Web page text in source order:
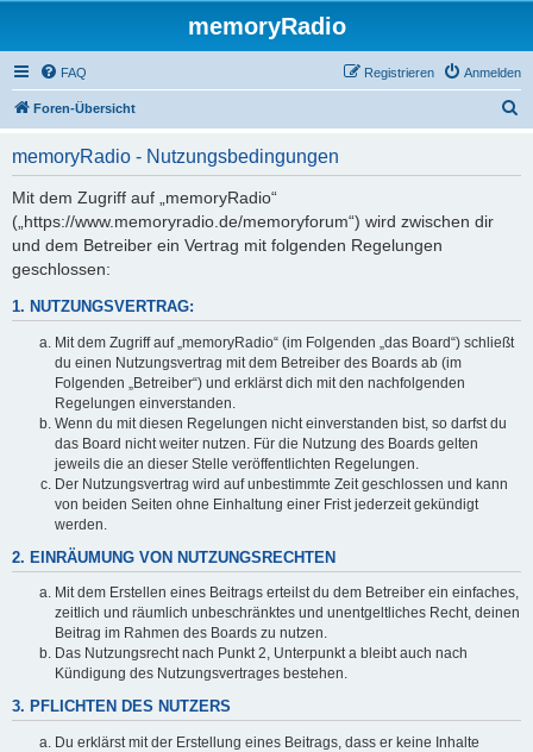
memoryRadio
FAQ Anmelden
Registrieren
Foren-Übersicht
memoryRadio - Nutzungsbedingungen
Mit dem Zugriff auf „memoryRadio“
(„https://www.memoryradio.de/memoryforum“) wird zwischen dir
und dem Betreiber ein Vertrag mit folgenden Regelungen
geschlossen:
1. NUTZUNGSVERTRAG:
Mit dem Zugriff auf „memoryRadio“ (im Folgenden „das Board“) schließt
du einen Nutzungsvertrag mit dem Betreiber des Boards ab (im
Folgenden „Betreiber“) und erklärst dich mit den nachfolgenden
Regelungen einverstanden.
Wenn du mit diesen Regelungen nicht einverstanden bist, so darfst du
das Board nicht weiter nutzen. Für die Nutzung des Boards gelten
jeweils die an dieser Stelle veröffentlichten Regelungen.
Der Nutzungsvertrag wird auf unbestimmte Zeit geschlossen und kann
von beiden Seiten ohne Einhaltung einer Frist jederzeit gekündigt
werden.
2. EINRÄUMUNG VON NUTZUNGSRECHTEN
Mit dem Erstellen eines Beitrags erteilst du dem Betreiber ein einfaches,
zeitlich und räumlich unbeschränktes und unentgeltliches Recht, deinen
Beitrag im Rahmen des Boards zu nutzen.
Das Nutzungsrecht nach Punkt 2, Unterpunkt a bleibt auch nach
Kündigung des Nutzungsvertrages bestehen.
3. PFLICHTEN DES NUTZERS
Du erklärst mit der Erstellung eines Beitrags, dass er keine Inhalte